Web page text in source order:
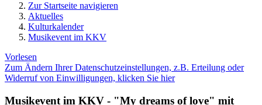
Zur Startseite navigieren
Aktuelles
Kulturkalender
Musikevent im KKV
Vorlesen
Zum Ändern Ihrer Datenschutzeinstellungen, z.B. Erteilung oder
Widerruf von Einwilligungen, klicken Sie hier
Musikevent im KKV - "My dreams of love" mit